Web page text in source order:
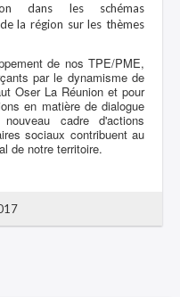
dans les schémas
la région sur les thèmes
de nos TPE/PME,
par le dynamisme de
Oser La Réunion et pour
en matière de dialogue
cadre d'actions
sociaux contribuent au
de notre territoire.